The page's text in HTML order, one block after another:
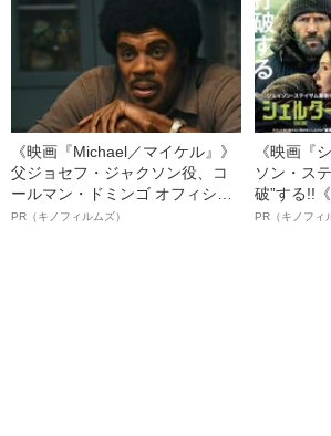
《映画『Michael／マイケル』》
父ジョセフ・ジャクソン役、コ
ールマン・ドミンゴ オフィシャ
ルインタビュー“観客を魅了した
PR（キノフィルムズ）
《映画『
ソン・ス
破”する!!
ボ》
PR（キノフィ